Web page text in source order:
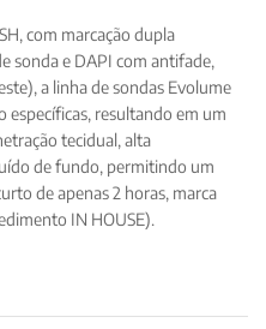
com marcação dupla
sonda e DAPI com antifade,
a linha de sondas Evolume
específicas, resultando em um
tecidual, alta
de fundo, permitindo um
de apenas 2 horas, marca
IN HOUSE).